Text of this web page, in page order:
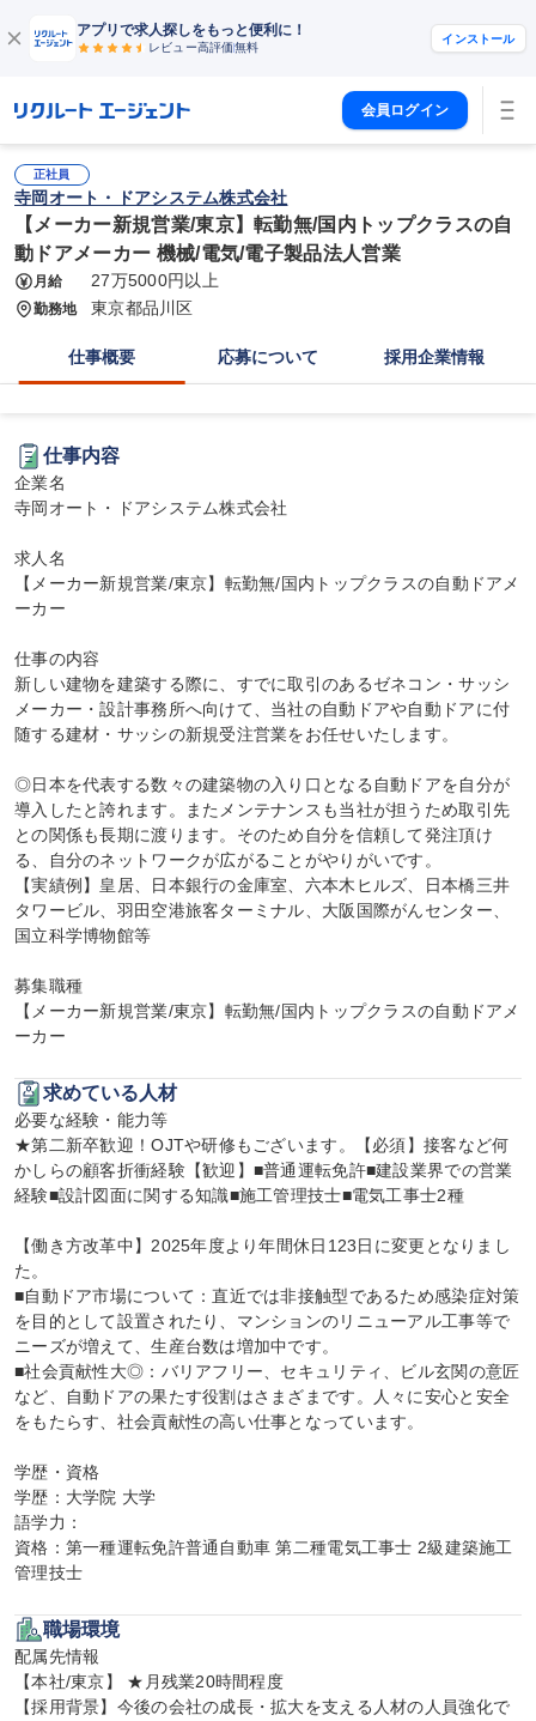
アプリで求人探しをもっと便利に！
レビュー高評価無料
インストール
会員ログイン
正社員
寺岡オート・ドアシステム株式会社
【メーカー新規営業/東京】転勤無/国内トップクラスの自
動ドアメーカー 機械/電気/電子製品法人営業
月給 27万5000円以上
勤務地 東京都品川区
仕事概要 応募について 採用企業情報
仕事内容
企業名
寺岡オート・ドアシステム株式会社
求人名
【メーカー新規営業/東京】転勤無/国内トップクラスの自動ドアメ
ーカー
仕事の内容
新しい建物を建築する際に、すでに取引のあるゼネコン・サッシ
メーカー・設計事務所へ向けて、当社の自動ドアや自動ドアに付
随する建材・サッシの新規受注営業をお任せいたします。
◎日本を代表する数々の建築物の入り口となる自動ドアを自分が
導入したと誇れます。またメンテナンスも当社が担うため取引先
との関係も長期に渡ります。そのため自分を信頼して発注頂け
る、自分のネットワークが広がることがやりがいです。
【実績例】皇居、日本銀行の金庫室、六本木ヒルズ、日本橋三井
タワービル、羽田空港旅客ターミナル、大阪国際がんセンター、
国立科学博物館等
募集職種
【メーカー新規営業/東京】転勤無/国内トップクラスの自動ドアメ
ーカー
求めている人材
必要な経験・能力等
★第二新卒歓迎！OJTや研修もございます。【必須】接客など何
かしらの顧客折衝経験【歓迎】■普通運転免許■建設業界での営業
経験■設計図面に関する知識■施工管理技士■電気工事士2種
【働き方改革中】2025年度より年間休日123日に変更となりまし
た。
■自動ドア市場について：直近では非接触型であるため感染症対策
を目的として設置されたり、マンションのリニューアル工事等で
ニーズが増えて、生産台数は増加中です。
■社会貢献性大◎：バリアフリー、セキュリティ、ビル玄関の意匠
など、自動ドアの果たす役割はさまざまです。人々に安心と安全
をもたらす、社会貢献性の高い仕事となっています。
学歴・資格
学歴：大学院 大学
語学力：
資格：第一種運転免許普通自動車 第二種電気工事士 2級建築施工
管理技士
職場環境
配属先情報
【本社/東京】 ★月残業20時間程度
【採用背景】今後の会社の成長・拡大を支える人材の人員強化で